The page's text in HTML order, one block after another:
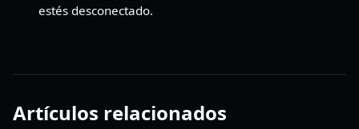
estés desconectado.
Artículos relacionados